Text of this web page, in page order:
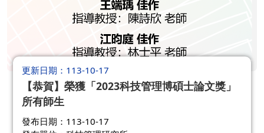
更新日期 113-10-17
【恭賀】榮獲「2023科技管理博碩士論文獎」
所有師生
發布日期：113-10-17